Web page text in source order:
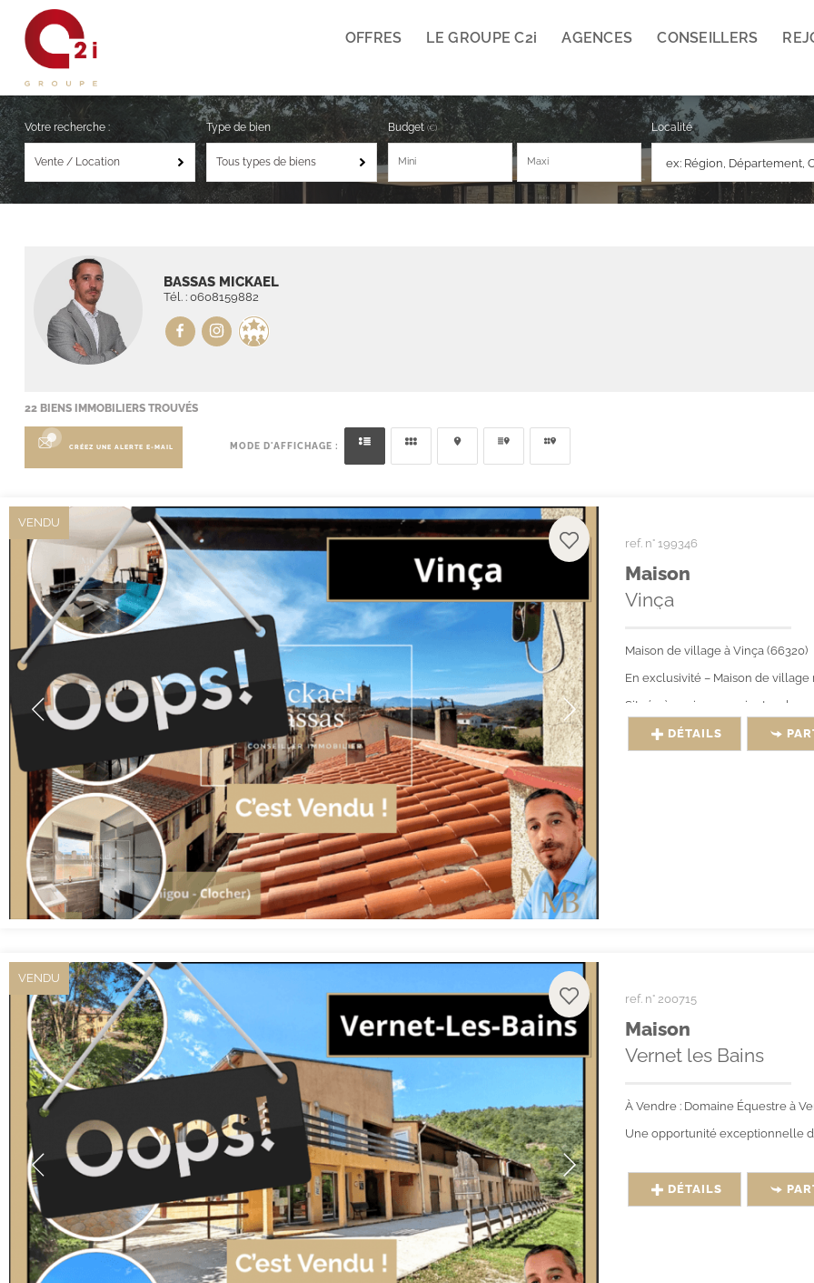
OFFRES LE GROUPE C2i AGENCES CONSEILLERS
Votre recherche :
Vente / Location
Type de bien
Tous types de biens
Budget(€) Localité
BASSAS MICKAEL
Tél. : 0608159882
22 BIENS IMMOBILIERS TROUVÉS
CRÉEZ UNE ALERTE E-MAIL MODE D'AFFICHAGE :
VENDU
ref. n° 199346
Maison
Vinça
Maison de village à Vinça (66320)
En exclusivité – Maison de
Située à environ 30 minutes de...
DÉTAILS
VENDU
ref. n° 200715
Maison
Vernet les Bains
À Vendre : Domaine Équestre à
Une opportunité exceptionnelle
DÉTAILS